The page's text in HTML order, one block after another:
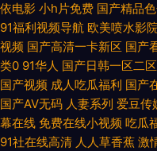
比夜夜干 91瑟瑟CC涩咪 日韩
址 国产精品超碰久久 国模摸拍
袜 91猫先生81部合集 豆花观频
级床上大片 先锋资源天堂av 亚
依电影 小h片免费 国产精品
91福利视频导航 欧美喷水影
视频 国产高清一卡新区 国产
类0 91华人 国产日韩一区二区
国产视频 成人吃瓜福利 国产
国产AV无码 人妻系列 爱豆传
幕在线 免费在线小视频 吃瓜
91社在线高清 人人草香蕉 激